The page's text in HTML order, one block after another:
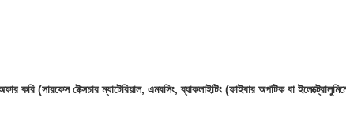
করি (সারফেস টেক্সচার ম্যাটেরিয়াল, এমবসিং, ব্যাকলাইটিং (ফাইবার অপটিক বা